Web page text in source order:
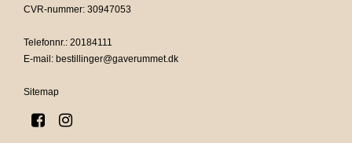
CVR-nummer: 30947053
Telefonnr.: 20184111
E-mail : bestillinger@gaverummet.dk
Sitemap